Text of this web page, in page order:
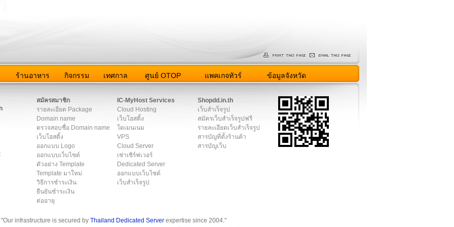
ร้านอาหาร กิจกรรม เทศกาล ศูนย์ OTOP แพคเกจทัวร์ ข้อมูลจังหวัด
สมัครสมาชิก
รายละเอียด Package
Domain name
ตรวจสอบชื่อ Domain name
เว็บโฮสติ้ง
ออกแบบ Logo
ออกแบบเว็บไซต์
ตัวอย่าง Template
Template มาใหม่
วิธีการชำระเงิน
ยืนยันชำระเงิน
ต่ออายุ
IC-MyHost Services
Cloud Hosting
เว็บโฮสติ้ง
โดเมนเนม
VPS
Cloud Server
เช่าเซิร์ฟเวอร์
Dedicated Server
ออกแบบเว็บไซต์
เว็บสำเร็จรูป
Shopdd.in.th
เว็บสำเร็จรูป
สมัครเว็บสำเร็จรูปฟรี
รายละเอียดเว็บสำเร็จรูป
สารบัญที่ตั้งร้านค้า
สารบัญเว็บ
"Our infrastructure is secured by Thailand Dedicated Serverexpertise since 2004."